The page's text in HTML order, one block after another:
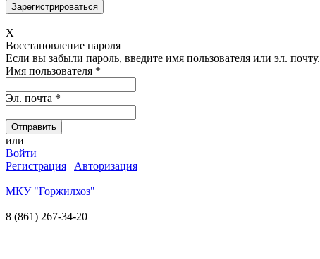
X
Восстановление пароля
Если вы забыли пароль, введите имя пользователя или эл. почту.
Имя пользователя *
Эл. почта *
или
Войти
Регистрация | Авторизация
МКУ "Горжилхоз"
8 (861) 267-34-20